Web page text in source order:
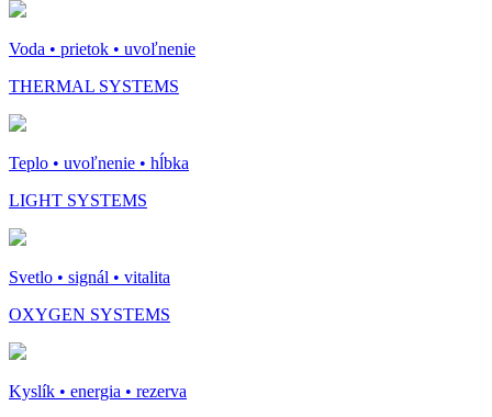
Voda • prietok • uvoľnenie
THERMAL SYSTEMS
Teplo • uvoľnenie • hĺbka
LIGHT SYSTEMS
Svetlo • signál • vitalita
OXYGEN SYSTEMS
Kyslík • energia • rezerva